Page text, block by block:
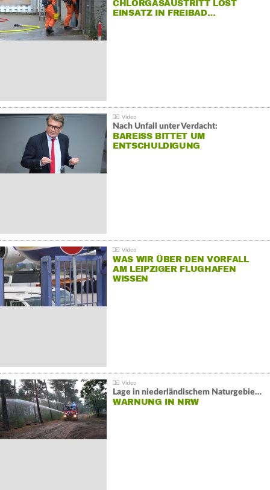
CHLORGASAUSTRITT LÖST
EINSATZ IN FREIBAD…
Nach Unfall unter Verdacht:
BAREISS BITTET UM E
NTSCHULDIGUNG
WAS WIR ÜBER DEN VORFALL
AM LEIPZIGER FLUGHAFEN
WISSEN
Lage in niederländischem Naturgebiet stabil
WARNUNG IN NRW